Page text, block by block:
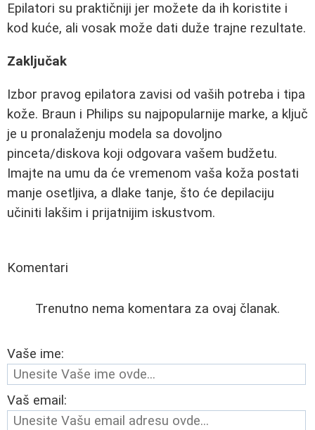
Epilatori su praktičniji jer možete da ih koristite i
kod kuće, ali vosak može dati duže trajne rezultate.
Zaključak
Izbor pravog epilatora zavisi od vaših potreba i tipa
kože. Braun i Philips su najpopularnije marke, a ključ
je u pronalaženju modela sa dovoljno
pinceta/diskova koji odgovara vašem budžetu.
Imajte na umu da će vremenom vaša koža postati
manje osetljiva, a dlake tanje, što će depilaciju
učiniti lakšim i prijatnijim iskustvom.
Komentari
Trenutno nema komentara za ovaj članak.
Vaše ime:
Vaš email: